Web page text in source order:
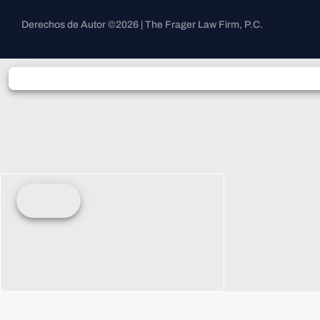
Derechos de Autor ©2026 | The Frager Law Firm, P.C.